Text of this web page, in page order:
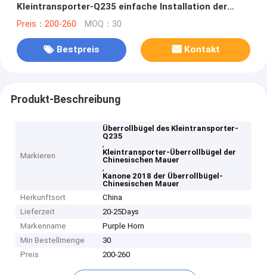
Kleintransporter-Q235 einfache Installation der
Kanonen-2018
Preis：200-260 MOQ：30
Bestpreis Kontakt
Produkt-Beschreibung
Markieren
Überrollbügel des Kleintransporter-
Q235
,
Kleintransporter-Überrollbügel der
Chinesischen Mauer
,
Kanone 2018 der Überrollbügel-
Chinesischen Mauer
Herkunftsort
China
Lieferzeit
20-25Days
Markenname
Purple Horn
Min Bestellmenge
30
Preis
200-260